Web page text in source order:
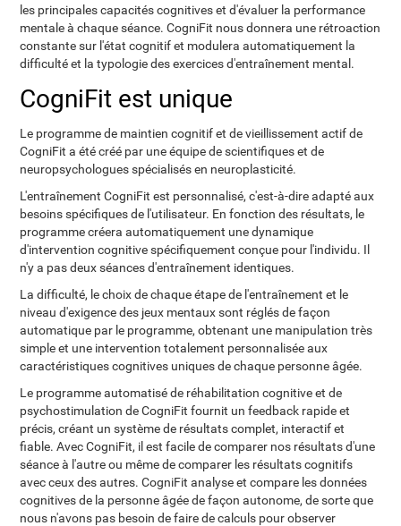
les principales capacités cognitives et d'évaluer la performance
mentale à chaque séance. CogniFit nous donnera une rétroaction
constante sur l'état cognitif et modulera automatiquement la
difficulté et la typologie des exercices d'entraînement mental.
CogniFit est unique
Le programme de maintien cognitif et de vieillissement actif de
CogniFit a été créé par une équipe de scientifiques et de
neuropsychologues spécialisés en neuroplasticité.
L'entraînement CogniFit est personnalisé, c'est-à-dire adapté aux
besoins spécifiques de l'utilisateur. En fonction des résultats, le
programme créera automatiquement une dynamique
d'intervention cognitive spécifiquement conçue pour l'individu. Il
n'y a pas deux séances d'entraînement identiques.
La difficulté, le choix de chaque étape de l'entraînement et le
niveau d'exigence des jeux mentaux sont réglés de façon
automatique par le programme, obtenant une manipulation très
simple et une intervention totalement personnalisée aux
caractéristiques cognitives uniques de chaque personne âgée.
Le programme automatisé de réhabilitation cognitive et de
psychostimulation de CogniFit fournit un feedback rapide et
précis, créant un système de résultats complet, interactif et
fiable. Avec CogniFit, il est facile de comparer nos résultats d'une
séance à l'autre ou même de comparer les résultats cognitifs
avec ceux des autres. CogniFit analyse et compare les données
cognitives de la personne âgée de façon autonome, de sorte que
nous n'avons pas besoin de faire de calculs pour observer